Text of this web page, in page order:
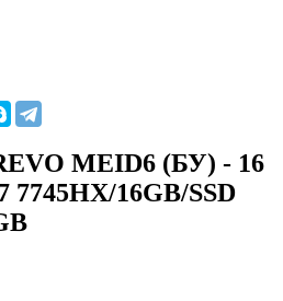
MEID6 (БУ) - 16
7745HX/16GB/SSD